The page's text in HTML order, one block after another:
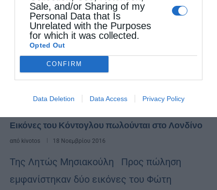
Sale, and/or Sharing of my
Personal Data that Is
Unrelated with the Purposes
for which it was collected.
Opted Out
CONFIRM
Data Deletion Data Access Privacy Policy
Τέχνη (αγιογραφία, μουσική, βιβλίο)
Εικόνες του Κόντογλου πωλούνται στο Λονδίνο
από kivotos 18 Νοεμβρίου 2016
Της Λητώς Μησιακούλη Προς πώληση
εμφανίστηκαν δύο εικόνες του Φώτη